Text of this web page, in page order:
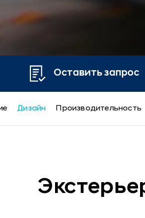
Оставить запрос
Дизайн Производительность